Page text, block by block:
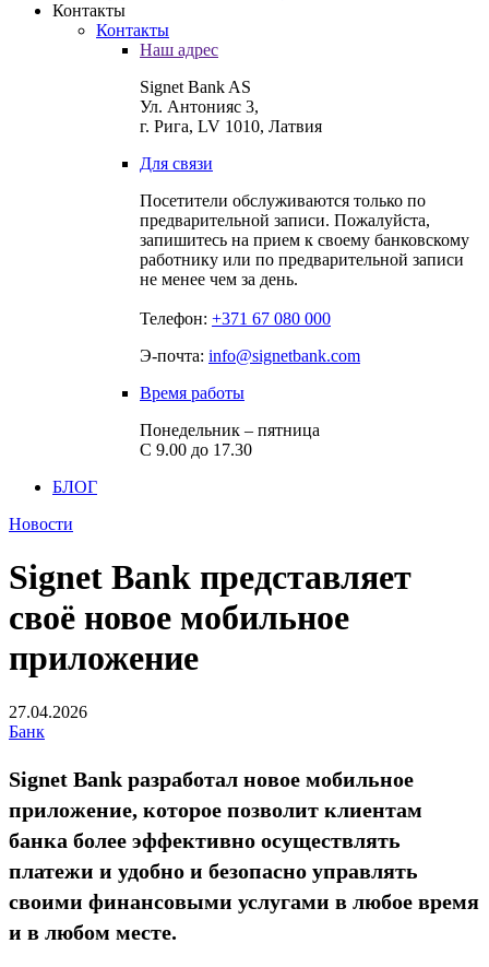
Контакты
Контакты
Наш адрес
Signet Bank AS
Ул. Антонияс 3,
г. Рига, LV 1010, Латвия
Для связи
Посетители обслуживаются только по
предварительной записи. Пожалуйста,
запишитесь на прием к своему банковскому
работнику или по предварительной записи
не менее чем за день.
Телефон: +371 67 080 000
Э-почта: info@signetbank.com
Время работы
Понедельник – пятница
С 9.00 до 17.30
БЛОГ
Новости
Signet Bank представляет
своё новое мобильное
приложение
27.04.2026
Банк
Signet Bank разработал новое мобильное
приложение, которое позволит клиентам
банка более эффективно осуществлять
платежи и удобно и безопасно управлять
своими финансовыми услугами в любое время
и в любом месте.